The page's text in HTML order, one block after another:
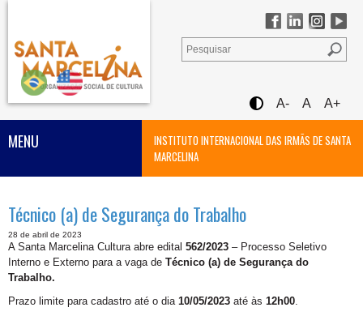
A- A A+
INSTITUTO INTERNACIONAL DAS IRMÃS DE SANTA
MARCELINA
MENU
Técnico (a) de Segurança do Trabalho
28 de abril de 2023
A Santa Marcelina Cultura abre edital 562/2023 – Processo Seletivo
Interno e Externo para a vaga de Técnico (a) de Segurança do
Trabalho.
Prazo limite para cadastro até o dia10/05/2023 até às 12h00.